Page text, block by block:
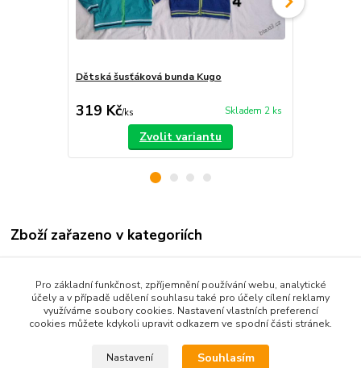
Dětská šusťáková bunda Kugo
319 Kč/ks Skladem 2 ks
Zvolit variantu
Zboží zařazeno v kategoriích
Kojenecké oblečení 68-92
Dětské kalhoty
Pro základní funkčnost, zpříjemnění používání webu, analytické
účely a v případě udělení souhlasu také pro účely cílení reklamy
využíváme soubory cookies. Nastavení vlastních preferencí
cookies můžete kdykoli upravit odkazem ve spodní části stránek.
Nastavení Souhlasím